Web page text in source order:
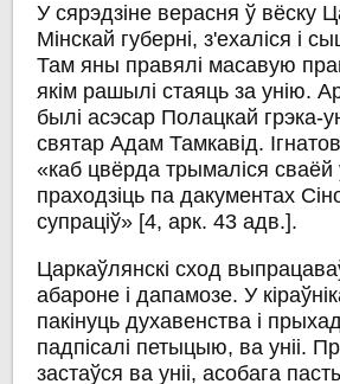
У сярэдзіне верасня ў вёску
Мінскай губерні, з'ехаліся і
Там яны правялі масавую
якім рашылі стаяць за унію.
былі асэсар Полацкай грэка-
святар Адам Тамкавід.
«каб цвёрда трымаліся
праходзіць па дакументах
супраціў» [4, арк. 43 адв.].
Царкаўлянскі сход
абароне і дапамозе. У
пакінуць духавенства і
падпісалі петыцыю, ва уніі.
застаўся ва уніі, асобага